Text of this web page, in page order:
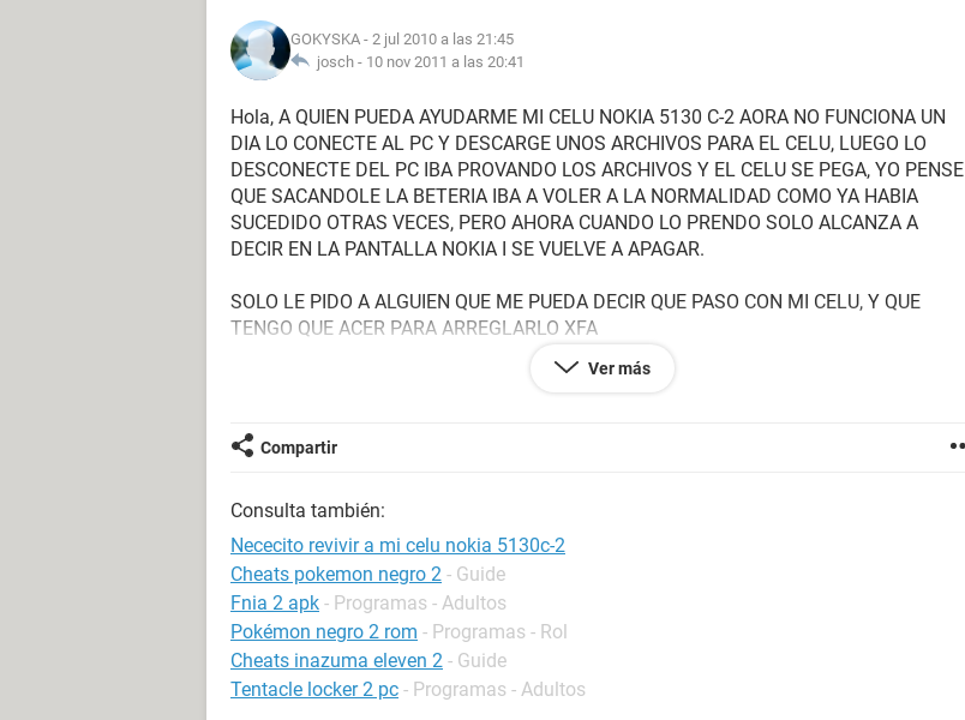
GOKYSKA - 2 jul 2010 a las 21:45
josch - 10 nov 2011 a las 20:41
Hola, A QUIEN PUEDA AYUDARME MI CELU NOKIA 5130 C-2 AORA NO FUNCIONA UN
DIA LO CONECTE AL PC Y DESCARGE UNOS ARCHIVOS PARA EL CELU, LUEGO LO
DESCONECTE DEL PC IBA PROVANDO LOS ARCHIVOS Y EL CELU SE PEGA, YO PENSE
QUE SACANDOLE LA BETERIA IBA A VOLER A LA NORMALIDAD COMO YA HABIA
SUCEDIDO OTRAS VECES, PERO AHORA CUANDO LO PRENDO SOLO ALCANZA A
DECIR EN LA PANTALLA NOKIA I SE VUELVE A APAGAR.
SOLO LE PIDO A ALGUIEN QUE ME PUEDA DECIR QUE PASO CON MI CELU, Y QUE
TENGO QUE ACER PARA ARREGLARLO XFA
Ver más
Compartir
Consulta también:
Nececito revivir a mi celu nokia 5130c-2
Cheats pokemon negro 2 - Guide
Fnia 2 apk - Programas - Adultos
Pokémon negro 2 rom - Programas - Rol
Cheats inazuma eleven 2 - Guide
Tentacle locker 2 pc - Programas - Adultos